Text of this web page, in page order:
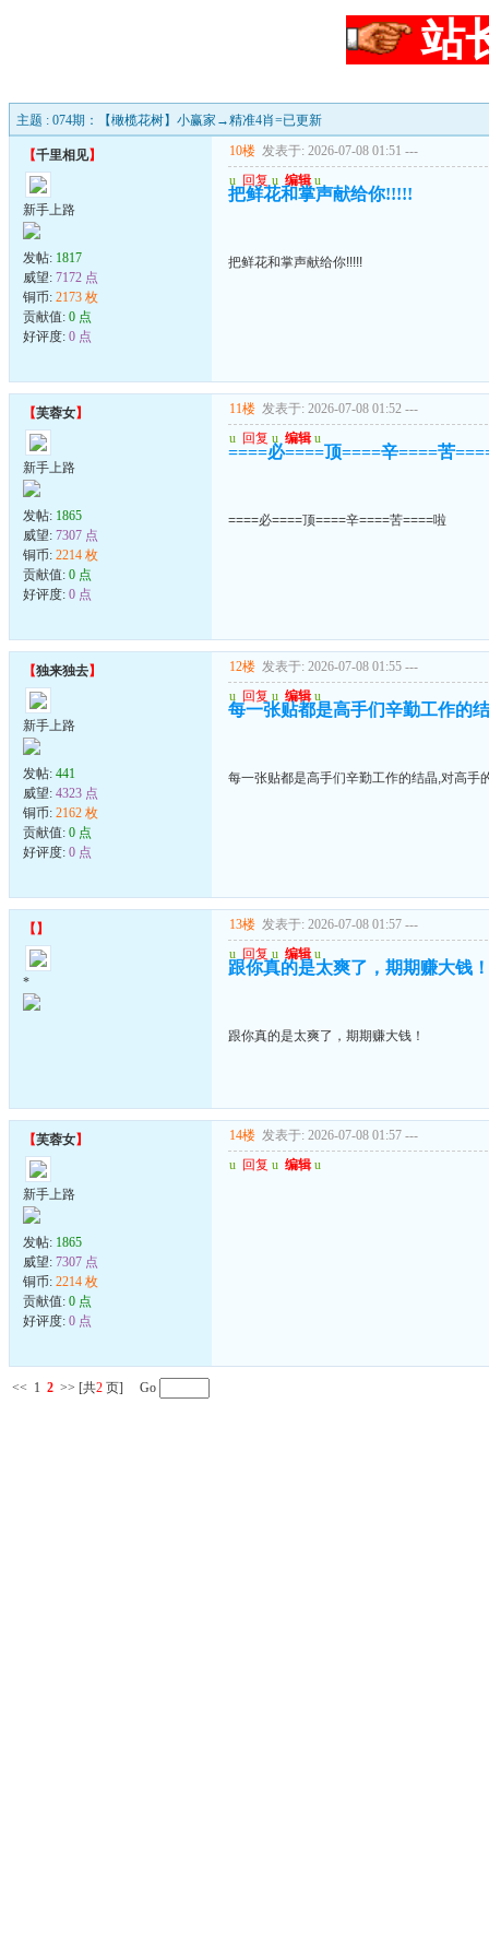
站
主题 : 074期：【橄榄花树】小赢家→精准4肖=已更新
【千里相见】
新手上路
发帖: 1817
威望: 7172 点
铜币: 2173 枚
贡献值: 0 点
好评度: 0 点
10楼 发表于: 2026-07-08 01:51 ---
u 回复 u 编辑 u
把鲜花和掌声献给你!!!!!
把鲜花和掌声献给你!!!!!
【芙蓉女】
新手上路
发帖: 1865
威望: 7307 点
铜币: 2214 枚
贡献值: 0 点
好评度: 0 点
11楼 发表于: 2026-07-08 01:52 ---
u 回复 u 编辑 u
====必====顶====辛====苦
====必====顶====辛====苦====啦
【独来独去】
新手上路
发帖: 441
威望: 4323 点
铜币: 2162 枚
贡献值: 0 点
好评度: 0 点
12楼 发表于: 2026-07-08 01:55 ---
u 回复 u 编辑 u
每一张贴都是高手们辛勤工作的
每一张贴都是高手们辛勤工作的结晶,对高手
【 】
*
13楼 发表于: 2026-07-08 01:57 ---
u 回复 u 编辑 u
跟你真的是太爽了，期期赚大钱！
跟你真的是太爽了，期期赚大钱！
【芙蓉女】
新手上路
发帖: 1865
威望: 7307 点
铜币: 2214 枚
贡献值: 0 点
好评度: 0 点
14楼 发表于: 2026-07-08 01:57 ---
u 回复 u 编辑 u
<< 1 2 >> [共2 页] Go